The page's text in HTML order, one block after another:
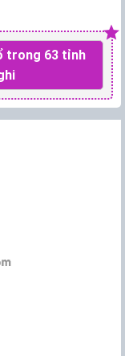
trong 63 tỉnh